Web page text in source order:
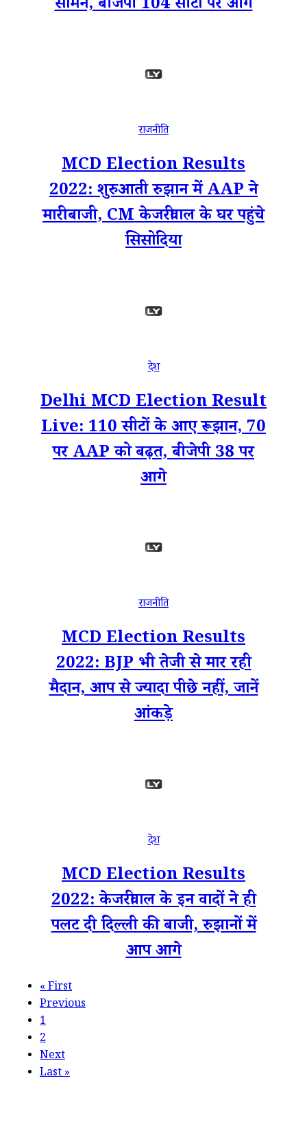
सामने, बीजेपी 104 सीटों पर आगे
राजनीति
MCD Election Results
2022: शुरुआती रुझान में AAP ने
मारी बाजी, CM केजरीवाल के घर पहुंचे
सिसोदिया
देश
Delhi MCD Election Result
Live: 110 सीटों के आए रूझान, 70
पर AAP को बढ़त, बीजेपी 38 पर
आगे
राजनीति
MCD Election Results
2022: BJP भी तेजी से मार रही
मैदान, आप से ज्यादा पीछे नहीं, जानें
आंकड़े
देश
MCD Election Results
2022: केजरीवाल के इन वादों ने ही
पलट दी दिल्ली की बाजी, रुझानों में
आप आगे
«First
Previous
1
2
Next
Last»